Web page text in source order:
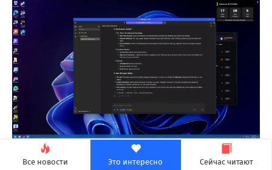
Все новости Это интересно Сейчас читают
Конечно, после отключения от сессии трюк с